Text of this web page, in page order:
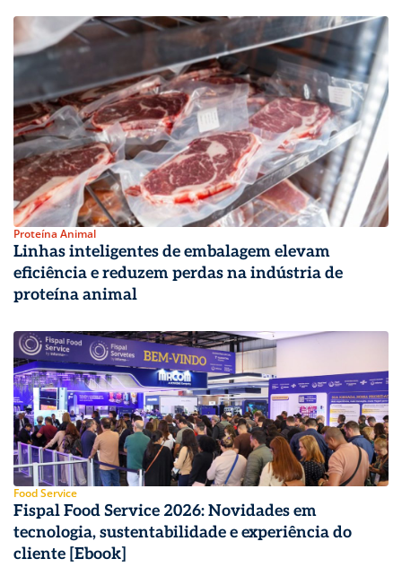
Proteína Animal
Linhas inteligentes de embalagem elevam
eficiência e reduzem perdas na indústria de
proteína animal
Food Service
Fispal Food Service 2026: Novidades em
tecnologia, sustentabilidade e experiência do
cliente [Ebook]